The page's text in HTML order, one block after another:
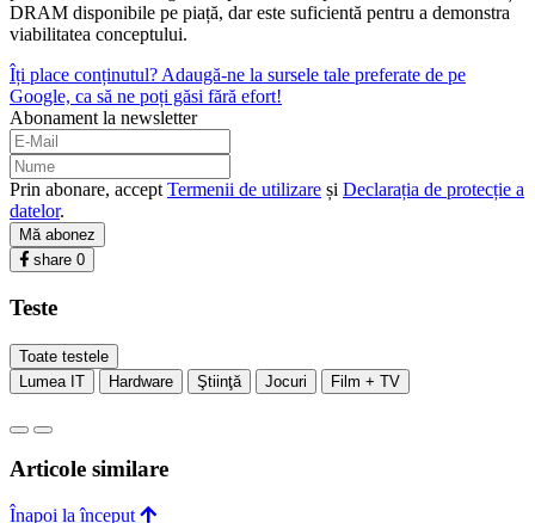
DRAM disponibile pe piață, dar este suficientă pentru a demonstra
viabilitatea conceptului.
Îți place conținutul? Adaugă-ne la sursele tale preferate de pe
Google, ca să ne poți găsi fără efort!
Abonament la newsletter
Prin abonare, accept Termenii de utilizare și Declarația de protecție a
datelor.
Mă abonez
share 0
Teste
Toate testele
Lumea IT
Hardware Ştiinţă Jocuri Film + TV
Articole similare
Înapoi la început